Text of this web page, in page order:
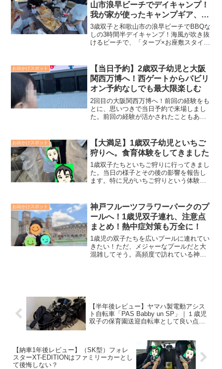
山市浪早ビーチでデイキャンプ！
我が家が使ったキャンプギア、注
意点、持ってこればよかったもの
紹介
3歳双子と和歌山市の浪早ビーチでBBQな
しの3時間半デイキャンプ！海風が吹き抜
けるビーチで、「タープ×お座敷スタイ
ます
お出かけスポット
【当日予約】2歳双子幼児と大阪
関西万博へ！西ゲートからパビリ
オン予約なしでも最大限楽しむ
2回目の大阪関西万博へ！前回の経験をも
とに、思いつきで当日予約で来場しまし
た。前回の経験が活かされたこともあり
きました。当日の準備および２歳双子と
の万博会場での過ごし方をまとめます。
お出かけスポット
【大満足】1歳双子幼児といちご
狩りへ。食育体験をしてきました
1歳双子たちといちご狩りに行ってきまし
た。当日の様子とその後の影響を報告し
ます。特に兄がいちご狩りという体験が
お出かけスポット
神戸フルーツフラワーパークのプ
ールへ！1歳児双子連れ、注意点
まとめ！熱中症対策も万全に！
1歳児の双子たちを広いプールに連れてい
きたい！ただ、メジャーなプールだと大
混雑してそう。高頻度で訪れている神戸
【半年後レビュー】ヤマハ製電動アシス
ト自転車「PAS Babby un SP」｜１歳児
双子の保育園送迎自転車として良い点・
【納車1年後レビュー】（SK型）フォレ
スターXT-EDITIONはファミリーカーとし
て後悔しない？